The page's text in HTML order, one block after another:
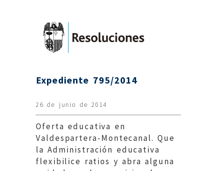
Expediente 795/2014
26 de junio de 2014
Oferta educativa en
Valdespartera-Montecanal. Que
la Administración educativa
flexibilice ratios y abra alguna